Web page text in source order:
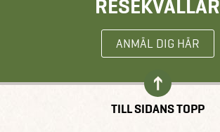
RESEKVÄLLAR
ANMÄL DIG HÄR
TILL SIDANS TOPP